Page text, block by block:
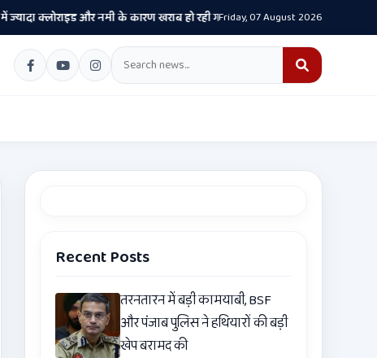
और नमी के कारण खराब हो रही गाड़ियां- केजरीवाल • यह सिर्फ एक सड़क
Friday, 07 August 2026
Recent Posts
तरनतारन में बड़ी कामयाबी, BSF
और पंजाब पुलिस ने हथियारों की बड़ी
खेप बरामद की